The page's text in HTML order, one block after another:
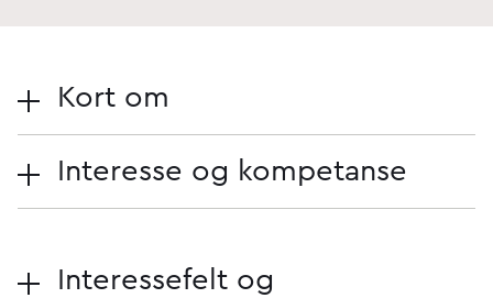
Kort om
Interesse og kompetanse
Interessefelt og